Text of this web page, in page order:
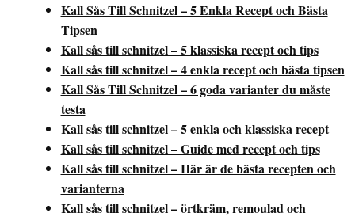
Kall Sås Till Schnitzel – 5 Enkla Recept och Bästa
Tipsen
Kall sås till schnitzel – 5 klassiska recept och tips
Kall sås till schnitzel – 4 enkla recept och bästa tipsen
Kall Sås Till Schnitzel – 6 goda varianter du måste
testa
Kall sås till schnitzel – 5 enkla och klassiska recept
Kall sås till schnitzel – Guide med recept och tips
Kall sås till schnitzel – Här är de bästa recepten och
varianterna
Kall sås till schnitzel – örtkräm, remoulad och